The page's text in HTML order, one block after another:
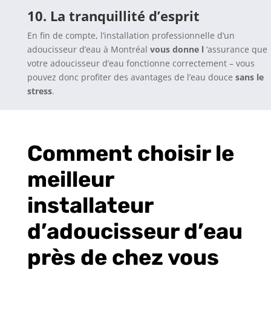
10. La tranquillité d’esprit
En fin de compte, l’installation professionnelle d’un
adoucisseur d’eau à Montréal vous donne l‘assurance que
votre adoucisseur d’eau fonctionne correctement – vous
pouvez donc profiter des avantages de l’eau douce sans le
stress.
Comment choisir le
meilleur
installateur
d’adoucisseur d’eau
près de chez vous